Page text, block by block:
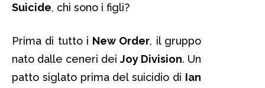
Suicide, chi sono i figli?
Prima di tutto i New Order, il gruppo
nato dalle ceneri dei Joy Division. Un
patto siglato prima del suicidio di Ian